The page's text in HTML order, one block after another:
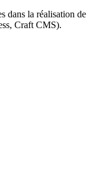
dans la réalisation de
Craft CMS).